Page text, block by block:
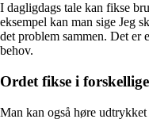
I dagligdags tale kan fikse
eksempel kan man sige Jeg
det problem sammen. Det er
behov.
Ordet fikse i
Man kan også høre